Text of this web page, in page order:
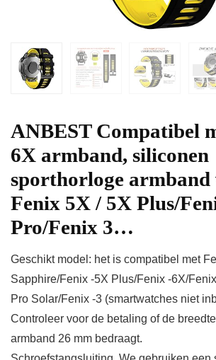
ANBEST Compatibel
6X armband, siliconen
sporthorloge armband
Fenix 5X / 5X Plus/
Pro/Fenix 3…
Geschikt model: het is compatibel met
Sapphire/Fenix ​​-5X Plus/Fenix ​​-6X/
Pro Solar/Fenix ​​-3 (smartwatches niet
Controleer voor de betaling of de
armband 26 mm bedraagt.